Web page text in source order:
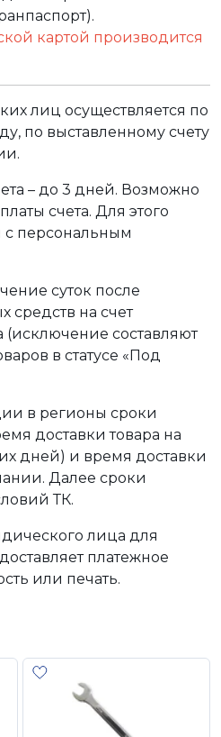
картой производится
лиц осуществляется по
по выставленному счету
– до 3 дней. Возможно
счета. Для этого
с персональным
суток после
средств на счет
составляют
в статусе «Под
в регионы сроки
доставки товара на
дней) и время доставки
Далее сроки
ТК.
лица для
платежное
или печать.